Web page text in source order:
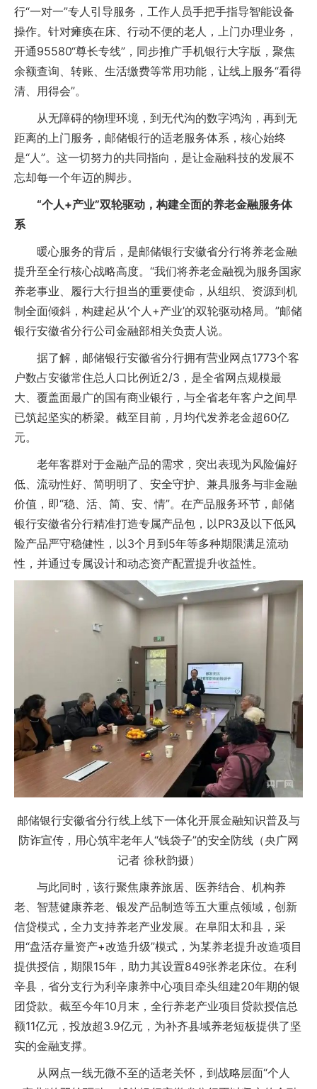
行“一对一”专人引导服务，工作人员手把手指导智能设备
操作。针对瘫痪在床、行动不便的老人，上门办理业务，
开通95580“尊长专线”，同步推广手机银行大字版，聚焦
余额查询、转账、生活缴费等常用功能，让线上服务“看得
清、用得会”。
从无障碍的物理环境，到无代沟的数字鸿沟，再到无
距离的上门服务，邮储银行的适老服务体系，核心始终
是“人”。这一切努力的共同指向，是让金融科技的发展不
忘却每一个年迈的脚步。
“个人+产业”双轮驱动，构建全面的养老金融服务体
系
暖心服务的背后，是邮储银行安徽省分行将养老金融
提升至全行核心战略高度。“我们将养老金融视为服务国家
养老事业、履行大行担当的重要使命，从组织、资源到机
制全面倾斜，构建起从‘个人+产业’的双轮驱动格局。”邮储
银行安徽省分行公司金融部相关负责人说。
据了解，邮储银行安徽省分行拥有营业网点1773个客
户数占安徽常住总人口比例近2/3，是全省网点规模最
大、覆盖面最广的国有商业银行，与全省老年客户之间早
已筑起坚实的桥梁。截至目前，月均代发养老金超60亿
元。
老年客群对于金融产品的需求，突出表现为风险偏好
低、流动性好、简明明了、安全守护、兼具服务与非金融
价值，即“稳、活、简、安、情”。在产品服务环节，邮储
银行安徽省分行精准打造专属产品包，以PR3及以下低风
险产品严守稳健性，以3个月到5年等多种期限满足流动
性，并通过专属设计和动态资产配置提升收益性。
邮储银行安徽省分行线上线下一体化开展金融知识普及与
防诈宣传，用心筑牢老年人“钱袋子”的安全防线（央广网
记者 徐秋韵摄）
与此同时，该行聚焦康养旅居、医养结合、机构养
老、智慧健康养老、银发产品制造等五大重点领域，创新
信贷模式，全力支持养老产业发展。在阜阳太和县，采
用“盘活存量资产+改造升级”模式，为某养老提升改造项目
提供授信，期限15年，助力其设置849张养老床位。在利
辛县，省分支行为利辛康养中心项目牵头组建20年期的银
团贷款。截至今年10月末，全行养老产业项目贷款授信总
额11亿元，投放超3.9亿元，为补齐县域养老短板提供了坚
实的金融支撑。
从网点一线无微不至的适老关怀，到战略层面“个人